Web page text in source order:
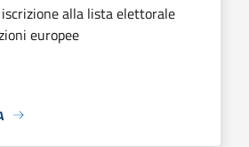
alla lista elettorale
europee